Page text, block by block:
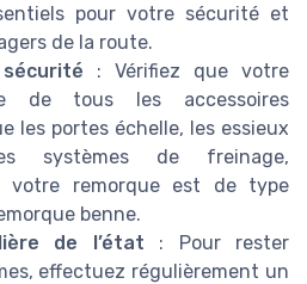
pour votre sécurité et
de la route.
: Vérifiez que votre
de tous les accessoires
les portes échelle, les essieux
systèmes de freinage,
votre remorque est de type
benne.
de l’état : Pour rester
effectuez régulièrement un